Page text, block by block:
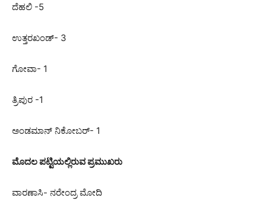
ದೆಹಲಿ -5
ಉತ್ತರಖಂಡ್- 3
ಗೋವಾ- 1
ತ್ರಿಪುರ -1
ಅಂಡಮಾನ್ ನಿಕೋಬರ್- 1
ಮೊದಲ ಪಟ್ಟಿಯಲ್ಲಿರುವ ಪ್ರಮುಖರು
ವಾರಣಾಸಿ- ನರೇಂದ್ರ ಮೋದಿ